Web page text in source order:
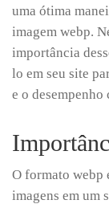
uma ótima
imagem webp.
importância
lo em seu site
e o desempenho
O formato webp
imagens em um